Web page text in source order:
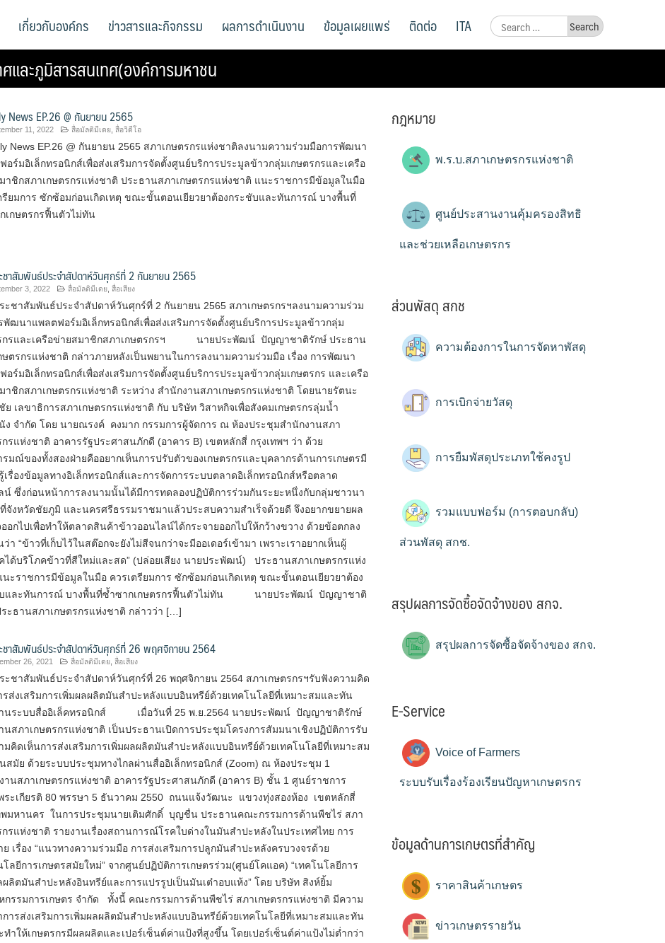
Search
for:
เกี่ยวกับองค์กร ข่าวสารและกิจกรรม ผลการดำเนินงาน ข้อมูลเผยแพร่ ติดต่อ ITA
และภูมิสารสนเทศ(องค์การมหาชน
News EP.26 @ กันยายน 2565
11, 2022 สื่อมัลติมีเดย, สื่อวิดีโอ
News EP.26 @ กันยายน 2565 สภาเกษตรกรแห่งชาติลงนามความร่วมมือการพัฒนา
อร์มอิเล็กทรอนิกส์เพื่อส่งเสริมการจัดตั้งศูนย์บริการประมูลข้าวกลุ่มเกษตรกรและเครือ
าชิกสภา​เกษตรกร​แห่งชาติ ประธานสภา​เกษตรกร​แห่งชาติ แนะราชการมีข้อมูลในมือ
รียมการ ซักซ้อมก่อนเกิดเหตุ ขณะขั้นตอนเยียวยาต้องกระชับและทันการณ์ บางพื้นที่
เกษตรกรฟื้นตัวไม่ทัน
ชาสัมพันธ์ประจำสัปดาห์วันศุกร์ที่ 2 กันยายน 2565
3, 2022 สื่อมัลติมีเดย, สื่อเสียง
ะชาสัมพันธ์ประจำสัปดาห์วันศุกร์ที่ 2 กันยายน 2565 สภาเกษตรกรฯลงนามความร่วม
พัฒนาแพลตฟอร์มอิเล็กทรอนิกส์เพื่อส่งเสริมการจัดตั้งศูนย์บริการประมูลข้าวกลุ่ม
กรและเครือข่ายสมาชิกสภา​เกษตรกร​ฯ นายประพัฒน์ ปัญญาชาติรักษ์ ประธาน
ษตรกรแห่งชาติ กล่าวภายหลังเป็นพยานในการลงนามความร่วมมือ​ เรื่อง การพัฒนา
อร์มอิเล็กทรอนิกส์เพื่อส่งเสริมการจัดตั้งศูนย์บริการประมูลข้าวกลุ่มเกษตรกร และเครือ
าชิกสภาเกษตรกรแห่งชาติ ระหว่าง สำนักงานสภาเกษตรกรแห่งชาติ โดยนายรัตนะ
ย เลขาธิการสภาเกษตรกรแห่งชาติ กับ บริษัท วิสาหกิจเพื่อสังคมเกษตรกรลุ่มน้ำ
ง จำกัด โดย นายณรงค์ คงมาก กรรมการผู้จัดการ ณ ห้องประชุมสำนักงานสภา
กรแห่งชาติ อาคารรัฐประศาสนภักดี (อาคาร B) เขตหลักสี่ กรุงเทพฯ​ ว่า​ ด้วย
รมณ์ของทั้งสองฝ่ายคืออยากเห็นการปรับตัวของเกษตรกรและบุคลากรด้านการเกษตรมี
เรื่องข้อมูลทางอิเล็กทรอนิกส์และการจัดการระบบตลาดอิเล็กทรอนิกส์หรือตลาด
น์ ซึ่งก่อนหน้าการลงนามนั้นได้มีการทดลองปฏิบัติการร่วมกันระยะหนึ่งกับกลุ่มชาวนา
จังหวัดชัยภูมิ และนครศรีธรรมราชมาแล้วประสบความสำเร็จด้วยดี จึงอยากขยายผล
ออกไป​เพื่อทำให้ตลาดสินค้าข้าวออนไลน์ได้กระจายออกไปให้กว้างขวาง​ ด้วยข้อตกลง
ว่า “ข้าวที่เก็บไว้ในสต๊อกจะยังไม่สีจนกว่าจะมีออเดอร์เข้ามา เพราะเราอยากเห็นผู้
ได้บริโภคข้าวที่สีใหม่และสด” (ปล่อย​เสียง​ นายป​ระพัฒน์)​ ประธานสภา​เกษตรกร​แห่ง
ะราชการมีข้อมูลในมือ ควรเตรียมการ ซักซ้อมก่อนเกิดเหตุ ขณะขั้นตอนเยียวยาต้อง
บและทันการณ์ บางพื้นที่ซ้ำซากเกษตรกรฟื้นตัวไม่ทัน นายประพัฒน์​ ปัญญา​ชาติ​
ะธาน​สภา​เกษตรกร​แห่งชาติ​ กล่าวว่า […]
ชาสัมพันธ์ประจำสัปดาห์วันศุกร์ที่ 26 พฤศจิกายน 2564
26, 2021 สื่อมัลติมีเดย, สื่อเสียง
ะชาสัมพันธ์ประจำสัปดาห์วันศุกร์ที่ 26 พฤศจิกายน 2564 สภาเกษตรกรฯรับฟังความคิด
รส่งเสริมการเพิ่มผลผลิตมันสำปะหลังแบบอินทรีย์ด้วยเทคโนโลยีที่เหมาะสมและทัน
นระบบสื่ออิเล็คทรอนิกส์ เมื่อวันที่ 25 พ.ย.2564 นายประพัฒน์ ปัญญาชาติรักษ์
นสภาเกษตรกรแห่งชาติ เป็นประธานเปิดการประชุมโครงการสัมมนาเชิงปฏิบัติการรับ
มคิดเห็นการส่งเสริมการเพิ่มผลผลิตมันสำปะหลังแบบอินทรีย์ด้วยเทคโนโลยีที่เหมาะสม
สมัย ด้วยระบบประชุมทางไกลผ่านสื่ออิเล็กทรอนิกส์ (Zoom) ณ ห้องประชุม 1
านสภาเกษตรกรแห่งชาติ อาคารรัฐประศาสนภักดี (อาคาร B) ชั้น 1 ศูนย์ราชการ
ระเกียรติ 80 พรรษา 5 ธันวาคม 2550 ถนนแจ้งวัฒนะ แขวงทุ่งสองห้อง เขตหลักสี่
พมหานคร ในการประชุมนายเติมศักดิ์ บุญชื่น ประธานคณะกรรมการด้านพืชไร่ สภา
กรแห่งชาติ รายงานเรื่องสถานการณ์โรคใบด่างในมันสำปะหลังในประเทศไทย การ
ย เรื่อง “แนวทางความร่วมมือ การส่งเสริมการปลูกมันสำปะหลังครบวงจรด้วย
โลยีการเกษตรสมัยใหม่” จากศูนย์ปฏิบัติการเกษตรร่วม(ศูนย์โคแอค) “เทคโนโลยีการ
ผลิตมันสำปะหลังอินทรีย์และการแปรรูปเป็นมันเต๋าอบแห้ง” โดย บริษัท สิงห์ยิ้ม
กรรมการเกษตร จำกัด ทั้งนี้ คณะกรรมการด้านพืชไร่ สภาเกษตรกรแห่งชาติ มีความ
การส่งเสริมการเพิ่มผลผลิตมันสำปะหลังแบบอินทรีย์ด้วยเทคโนโลยีที่เหมาะสมและทัน
ทำให้เกษตรกรมีผลผลิตและเปอร์เซ็นต์ค่าแป้งที่สูงขึ้น โดยเปอร์เซ็นต์ค่าแป้งไม่ต่ำกว่า
กฎหมาย
พ.ร.บ.สภาเกษตรกรแห่งชาติ
ศูนย์ประสานงานคุ้มครองสิทธิ
และช่วยเหลือเกษตรกร
ส่วนพัสดุ สกช
ความต้องการในการจัดหาพัสดุ
การเบิกจ่ายวัสดุ
การยืมพัสดุประเภทใช้คงรูป
รวมแบบฟอร์ม (การตอบกลับ)
ส่วนพัสดุ สกช.
สรุปผลการจัดซื้อจัดจ้างของ สกจ.
สรุปผลการจัดซื้อจัดจ้างของ สกจ.
E-Service
Voice of Farmers
ระบบรับเรื่องร้องเรียนปัญหาเกษตรกร
ข้อมูลด้านการเกษตรที่สำคัญ
ราคาสินค้าเกษตร
ข่าวเกษตรรายวัน